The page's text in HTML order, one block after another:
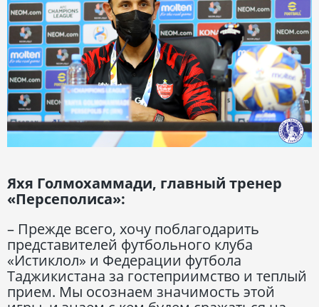
Яхя Голмохаммади, главный тренер
«Персеполиса»:
– Прежде всего, хочу поблагодарить
представителей футбольного клуба
«Истиклол» и Федерации футбола
Таджикистана за гостеприимство и теплый
прием. Мы осознаем значимость этой